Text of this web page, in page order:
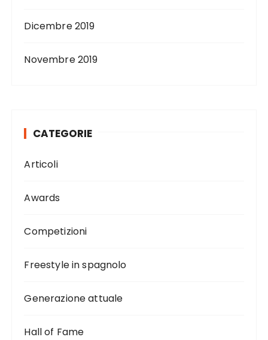
Dicembre 2019
Novembre 2019
CATEGORIE
Articoli
Awards
Competizioni
Freestyle in spagnolo
Generazione attuale
Hall of Fame